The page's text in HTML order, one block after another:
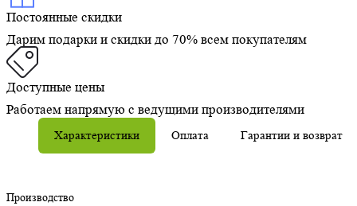
Постоянные скидки
Дарим подарки и скидки до 70% всем покупателям
Доступные цены
Работаем напрямую с ведущими производителями
Характеристики Оплата Гарантии и возврат
Производство